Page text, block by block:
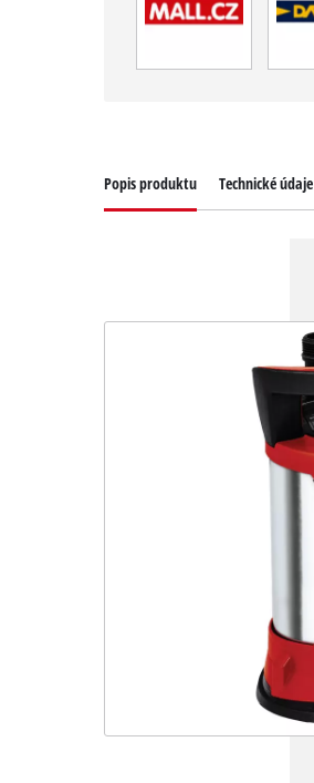
Popis produktu Technické údaje